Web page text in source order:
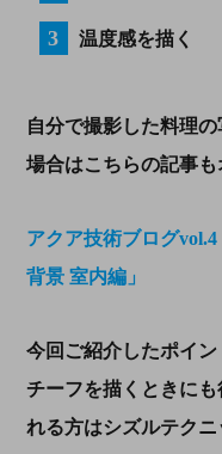
温度感を描く
自分で撮影した料理
場合はこちらの記事も
アクア技術ブログ
背景 室内編」
今回ご紹介したポイ
チーフを描くときに
れる方はシズルテク